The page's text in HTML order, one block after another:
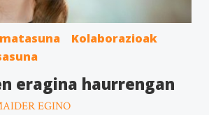
Kolaborazioak
eragina haurrengan
EGINO